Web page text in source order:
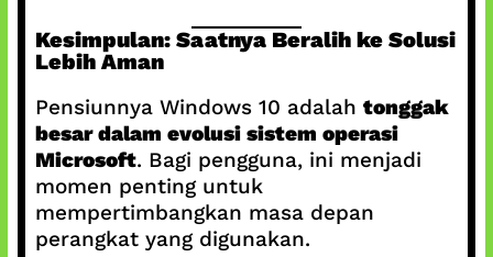
Kesimpulan: Saatnya Beralih ke Solusi
Lebih Aman
Pensiunnya Windows 10 adalah tonggak
besar dalam evolusi sistem operasi
Microsoft. Bagi pengguna, ini menjadi
momen penting untuk
mempertimbangkan masa depan
perangkat yang digunakan.